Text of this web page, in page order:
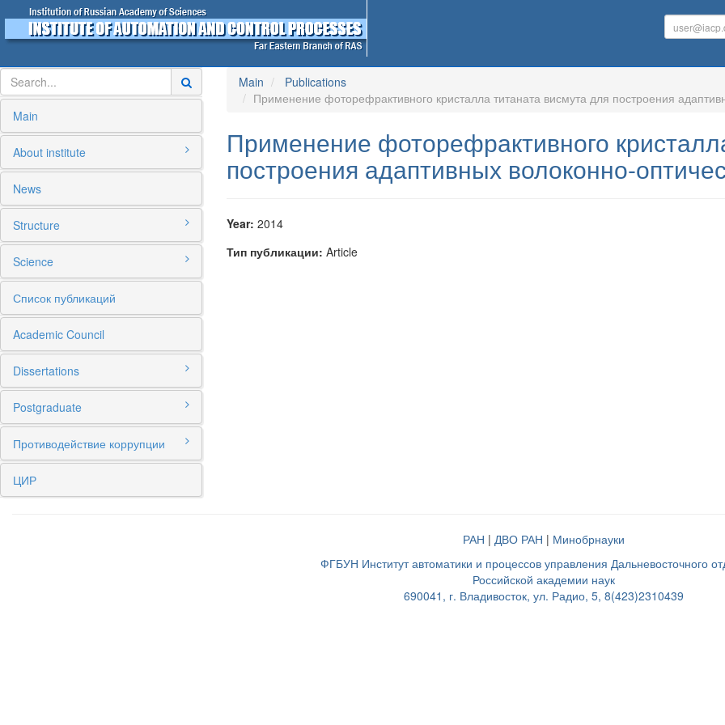
Main
About institute
News
Structure
Science
Список публикаций
Academic Council
Dissertations
Postgraduate
Противодействие коррупции
ЦИР
Main
Publications
Применение фоторефрактивного кристалла титаната висмута для построения
Применение фоторефрактивного
построения адаптивных волоконно-
Year: 2014
Тип публикации: Article
РАН | ДВО РАН | Минобрнауки
ФГБУН Институт автоматики и процессов управления Дальневосточного
Российской академии наук
690041, г. Владивосток, ул. Радио, 5, 8(423)2310439